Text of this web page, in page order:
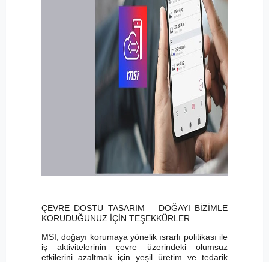
ÇEVRE DOSTU TASARIM – DOĞAYI BİZİMLE
KORUDUĞUNUZ İÇİN TEŞEKKÜRLER
MSI, doğayı korumaya yönelik ısrarlı politikası ile
iş aktivitelerinin çevre üzerindeki olumsuz
etkilerini azaltmak için yeşil üretim ve tedarik